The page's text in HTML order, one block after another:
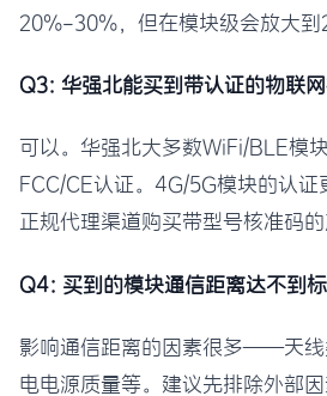
20%-30%，但在模块级会放大到
Q3: 华强北能买到带认证的物联网
可以。华强北大多数WiFi/BLE模
FCC/CE认证。4G/5G模块的认证
正规代理渠道购买带型号核准码的
Q4: 买到的模块通信距离达不到标
影响通信距离的因素很多——天线
电电源质量等。建议先排除外部